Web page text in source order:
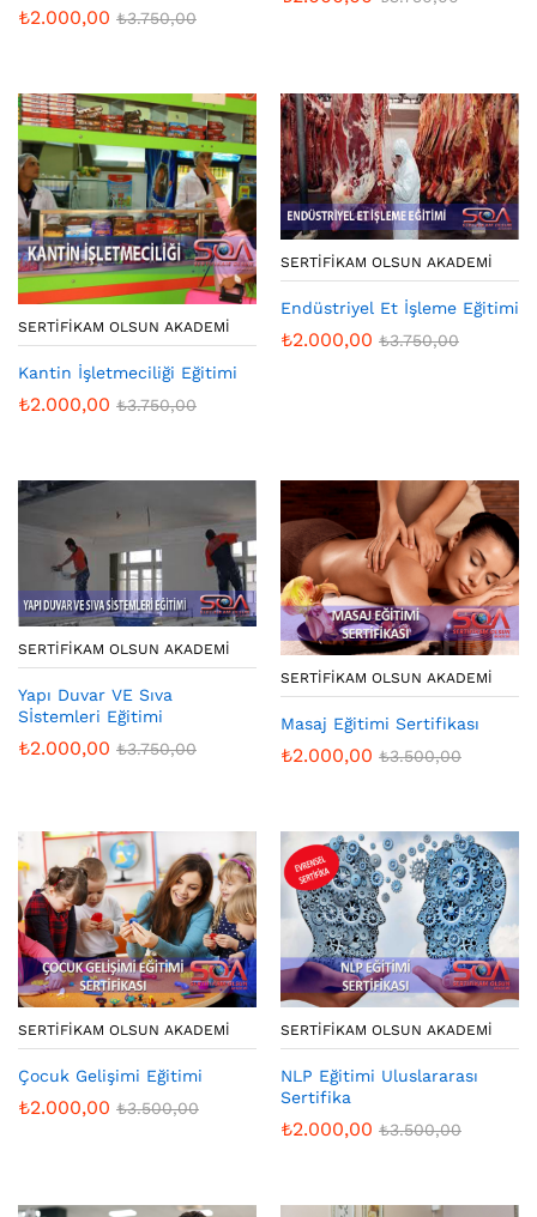
₺2.000,00 ₺3.750,00
SERTIFIKAM OLSUN AKADEMI
Kantin İşletmeciliği Eğitimi
₺2.000,00 ₺3.750,00
SERTIFIKAM OLSUN AKADEMI
Endüstriyel Et İşleme Eğitimi
₺2.000,00 ₺3.750,00
SERTIFIKAM OLSUN AKADEMI
Yapı Duvar VE Sıva
Sİstemleri Eğitimi
₺2.000,00 ₺3.750,00
SERTIFIKAM OLSUN AKADEMI
Masaj Eğitimi Sertifikası
₺2.000,00 ₺3.500,00
SERTIFIKAM OLSUN AKADEMI
Çocuk Gelişimi Eğitimi
₺2.000,00 ₺3.500,00
SERTIFIKAM OLSUN AKADEMI
NLP Eğitimi Uluslararası
Sertifika
₺2.000,00 ₺3.500,00